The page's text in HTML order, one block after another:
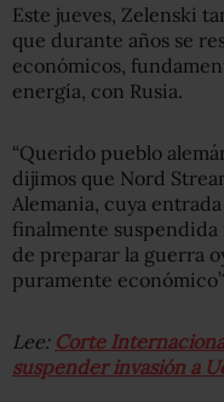
Este jueves, Zelenski
que durante años se
económicos,
energía, con Rusia.
“Querido pueblo
dijimos que Nord
Alemania, cuya
finalmente
de preparar la guerra
puramente
Lee: Corte
suspender invasión a